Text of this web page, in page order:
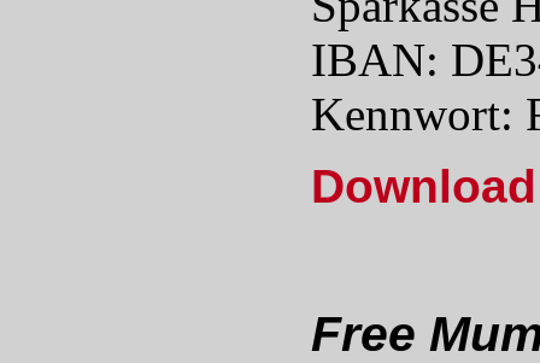
IBAN:
Kennwort:
Free